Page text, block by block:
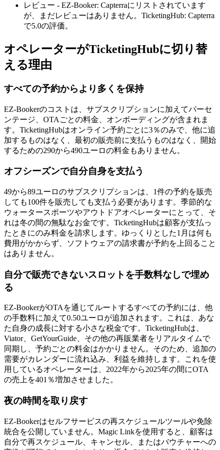
レビュー - EZ-Booker: Capterraにリストされています
が、まだレビューはありません。TicketingHub: Capterra
で5.0の評価。
オペレーターがTicketingHubに切り替
える理由
すべての予約からより多くを保持
EZ-Bookerのコストは、サブスクリプションに加えてパーセ
ンテージ、OTAごとの料金、オンボーディングが含まれま
す。TicketingHubはオンライン予約ごとに3％のみで、他に追
加するものはなく、最初の販売前に支払うものはなく、開始
するための290から490ユーロの料金もありません。
オフシーズンで自分自身を支払う
49から89ユーロのサブスクリプションは、1件の予約を販売
しても100件を販売しても支払う必要があります。季節的な
ウォータースポーツやアウトドアオペレーターにとって、そ
れは冬の間の無駄なお金です。TicketingHubは顧客が支払っ
たときにのみ料金を請求します。ゆっくりとした1月は何も
費用がかからず、ソフトウェアの請求書が予約を上回ること
はありません。
自分で販売できないスロットを手数料なしで埋め
る
EZ-BookerがOTAを通じてルートするすべての予約には、他
の手数料に加えて0.50ユーロが追加されます。これは、あな
た自身の成長に対する小さな税金です。TicketingHubは、
Viator、GetYourGuide、その他の再販業者をリアルタイムで
同期し、予約ごとの料金はかかりません。そのため、追加の
需要がカレンダーに流れ込み、利益を維持します。これを使
用しているオペレーターは、2022年から2025年の間にOTA
の売上を401％増加させました。
夜の時間を取り戻す
EZ-Bookerはセルフサービスの再スケジュールツールや免除
統合を公開していません。Magic Linkを使用すると、顧客は
自分で再スケジュール、キャンセル、またはバウチャーへの